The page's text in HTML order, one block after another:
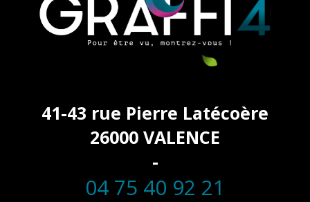
41-43 rue Pierre Latécoère
26000 VALENCE
-
04 75 40 92 21